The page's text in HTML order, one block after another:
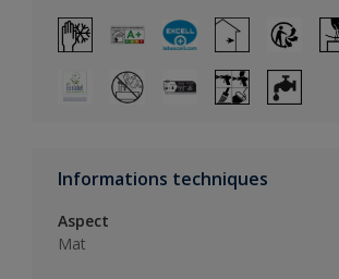
Informations techniques
Aspect
Mat